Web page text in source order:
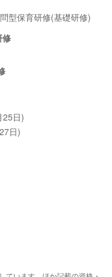
型保育研修(基礎研修)
修
25日)
日)